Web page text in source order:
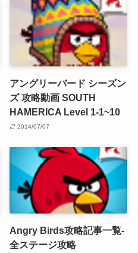
アングリーバード シーズン
ズ 攻略動画 SOUTH
HAMERICA Level 1-1~10
2014/07/07
Angry Birds攻略記事一覧-
全ステージ攻略